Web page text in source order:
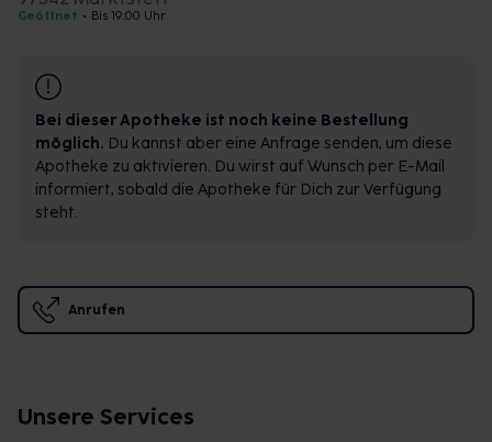
Geöffnet • Bis 19:00 Uhr
Bei dieser Apotheke ist noch keine Bestellung
möglich. Du kannst aber eine Anfrage senden, um diese
Apotheke zu aktivieren. Du wirst auf Wunsch per E-Mail
informiert, sobald die Apotheke für Dich zur Verfügung
steht.
Anrufen
Unsere Services